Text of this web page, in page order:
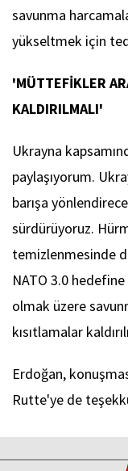
savunma
yükseltmek için
'MÜTTEFİKLER
KALDIRILMALI'
Ukrayna
paylaşıyorum.
barışa
sürdürüyoruz.
temizlenmesinde
NATO 3.0
olmak üzere
kısıtlamalar
Erdoğan,
Rutte'ye de